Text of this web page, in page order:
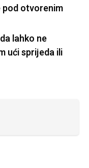
otvorenim
lahko ne
ući sprijeda ili